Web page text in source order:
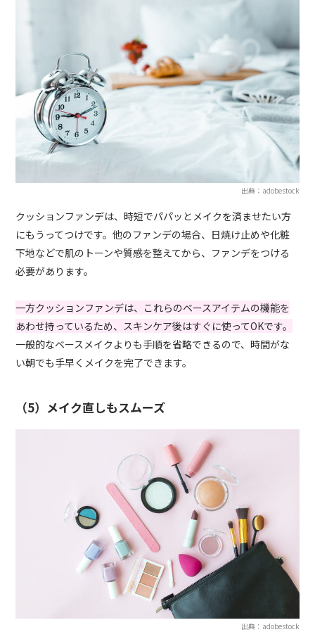
出典：adobestock
クッションファンデは、時短でパパッとメイクを済ませたい方
にもうってつけです。他のファンデの場合、日焼け止めや化粧
下地などで肌のトーンや質感を整えてから、ファンデをつける
必要があります。
一方クッションファンデは、これらのベースアイテムの機能を
あわせ持っているため、スキンケア後はすぐに使ってOKです。
一般的なベースメイクよりも手順を省略できるので、時間がな
い朝でも手早くメイクを完了できます。
（5）メイク直しもスムーズ
出典：adobestock